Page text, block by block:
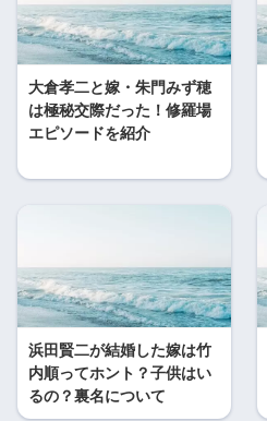
大倉孝二と嫁・朱門みず穂
は極秘交際だった！修羅場
エピソードを紹介
浜田賢二が結婚した嫁は竹
内順ってホント？子供はい
るの？裏名について